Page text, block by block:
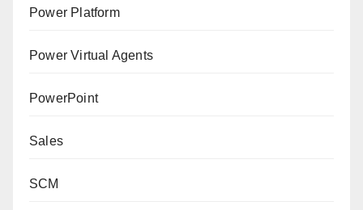
Power Platform
Power Virtual Agents
PowerPoint
Sales
SCM